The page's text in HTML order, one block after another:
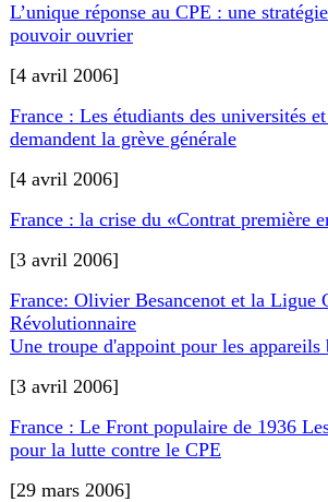
L’unique réponse au CPE : une
pouvoir ouvrier
[4 avril 2006]
France : Les étudiants des universités
demandent la grève générale
[4 avril 2006]
France : la crise du «Contrat première
[3 avril 2006]
France: Olivier Besancenot et la Ligue
Révolutionnaire
Une troupe d'appoint pour les appareils
[3 avril 2006]
France : Le Front populaire de 1936
pour la lutte contre le CPE
[29 mars 2006]